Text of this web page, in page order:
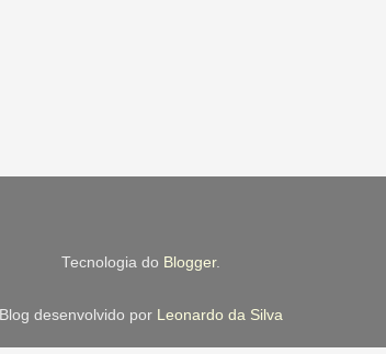
Tecnologia do Blogger.
Blog desenvolvido por Leonardo da Silva